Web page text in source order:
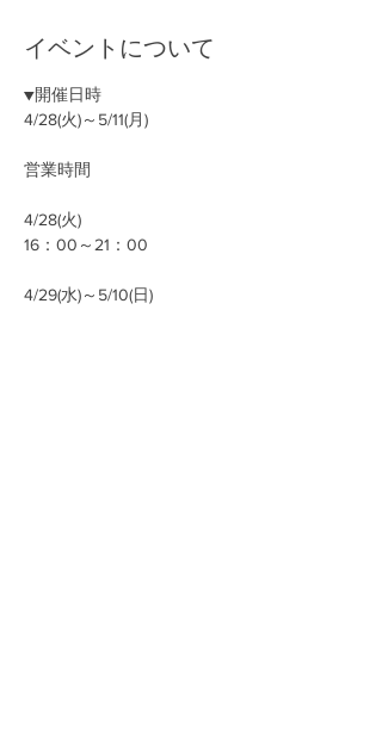
イベントについて
▼開催日時
4/28(火)～5/11(月)
営業時間
4/28(火)
16：00～21：00
4/29(水)～5/10(日)